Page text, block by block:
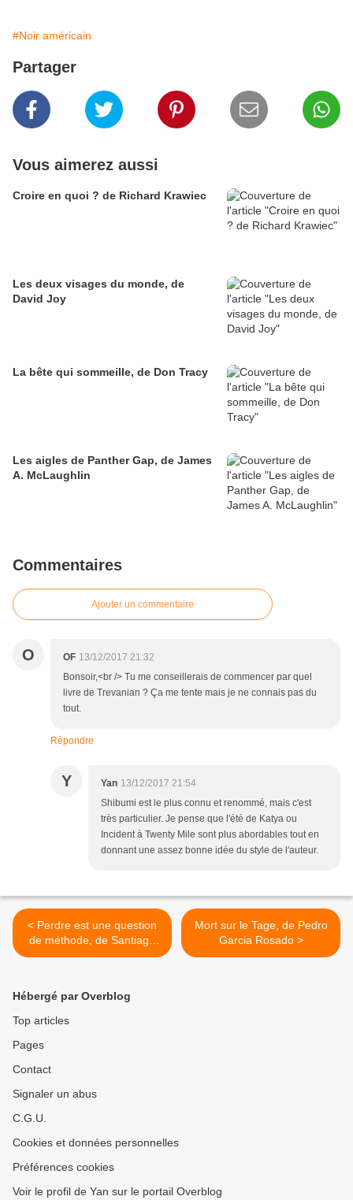
#Noir américain
Partager
Vous aimerez aussi
Croire en quoi ? de Richard Krawiec
Les deux visages du monde, de
David Joy
La bête qui sommeille, de Don Tracy
Les aigles de Panther Gap, de James
A. McLaughlin
Commentaires
Ajouter un commentaire
O OF 13/12/2017 21:32
Bonsoir,<br /> Tu me conseillerais de commencer par quel
livre de Trevanian ? Ça me tente mais je ne connais pas du
tout.
Répondre
Y Yan 13/12/2017 21:54
Shibumi est le plus connu et renommé, mais c'est
très particulier. Je pense que l'été de Katya ou
Incident à Twenty Mile sont plus abordables tout en
donnant une assez bonne idée du style de l'auteur.
< Perdre est une question
de méthode, de Santiago
Gamboa
Mort sur le Tage, de Pedro
Garcia Rosado >
Hébergé par Overblog
Top articles
Pages
Contact
Signaler un abus
C.G.U.
Cookies et données personnelles
Préférences cookies
Voir le profil de Yan sur le portail Overblog